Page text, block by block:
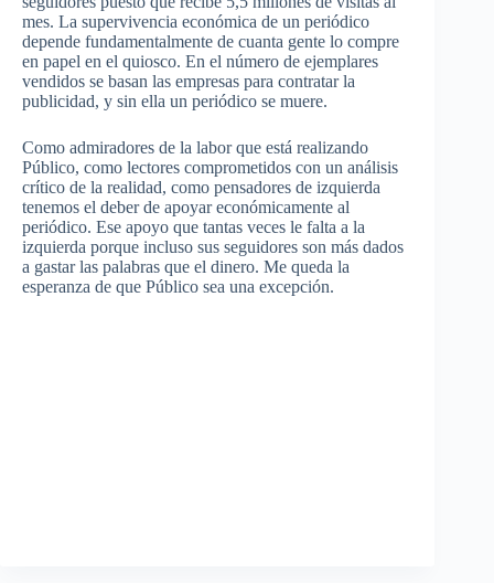
mes. La supervivencia económica de un periódico
depende fundamentalmente de cuanta gente lo compre
en papel en el quiosco. En el número de ejemplares
vendidos se basan las empresas para contratar la
publicidad, y sin ella un periódico se muere.
Como admiradores de la labor que está realizando
Público, como lectores comprometidos con un análisis
crítico de la realidad, como pensadores de izquierda
tenemos el deber de apoyar económicamente al
periódico. Ese apoyo que tantas veces le falta a la
izquierda porque incluso sus seguidores son más dados
a gastar las palabras que el dinero. Me queda la
esperanza de que Público sea una excepción.